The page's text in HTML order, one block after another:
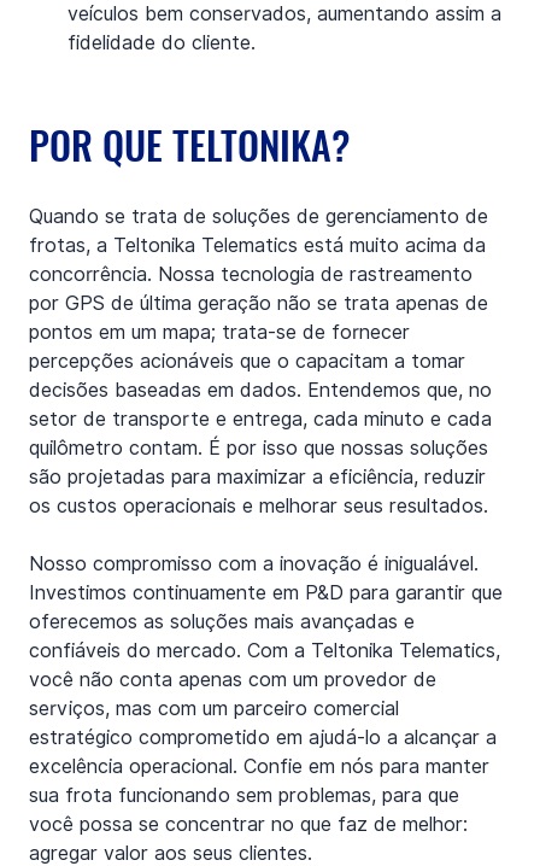
veículos bem conservados, aumentando assim a
fidelidade do cliente.
POR QUE TELTONIKA?
Quando se trata de soluções de gerenciamento de
frotas, a Teltonika Telematics está muito acima da
concorrência. Nossa tecnologia de rastreamento
por GPS de última geração não se trata apenas de
pontos em um mapa; trata-se de fornecer
percepções acionáveis que o capacitam a tomar
decisões baseadas em dados. Entendemos que, no
setor de transporte e entrega, cada minuto e cada
quilômetro contam. É por isso que nossas soluções
são projetadas para maximizar a eficiência, reduzir
os custos operacionais e melhorar seus resultados.
Nosso compromisso com a inovação é inigualável.
Investimos continuamente em P&D para garantir que
oferecemos as soluções mais avançadas e
confiáveis do mercado. Com a Teltonika Telematics,
você não conta apenas com um provedor de
serviços, mas com um parceiro comercial
estratégico comprometido em ajudá-lo a alcançar a
excelência operacional. Confie em nós para manter
sua frota funcionando sem problemas, para que
você possa se concentrar no que faz de melhor:
agregar valor aos seus clientes.